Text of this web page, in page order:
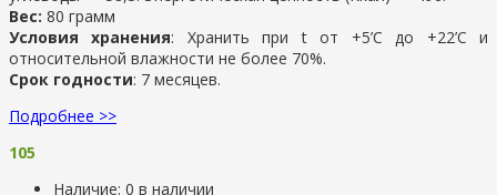
Вес: 80 грамм
Условия хранения: Хранить при t от +5’C до +22’C и
относительной влажности не более 70%.
Срок годности: 7 месяцев.
Подробнее >>
105
Наличие: 0 в наличии